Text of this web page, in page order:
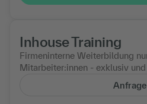
Inhouse Training
Firmeninterne Weiterbildung
Mitarbeiter:innen - exklusiv